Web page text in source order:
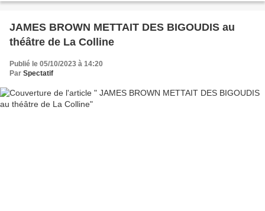
JAMES BROWN METTAIT DES BIGOUDIS au
théâtre de La Colline
Publié le 05/10/2023 à 14:20
Par Spectatif